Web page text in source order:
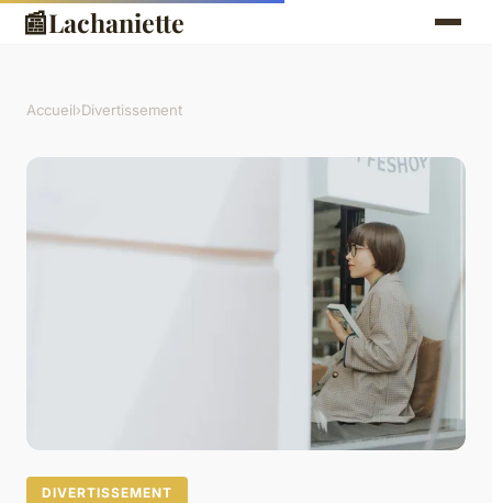
📰Lachaniette
Accueil›Divertissement
DIVERTISSEMENT